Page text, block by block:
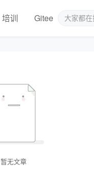
培训 Gitee 新媒体
暂无文章